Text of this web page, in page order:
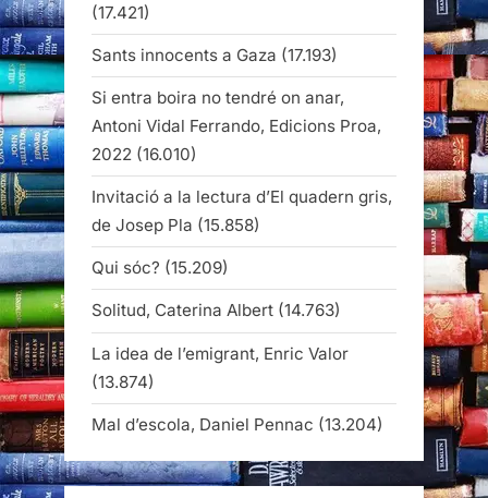
(17.421)
Sants innocents a Gaza (17.193)
Si entra boira no tendré on anar,
Antoni Vidal Ferrando, Edicions Proa,
2022 (16.010)
Invitació a la lectura d’El quadern gris,
de Josep Pla (15.858)
Qui sóc? (15.209)
Solitud, Caterina Albert (14.763)
La idea de l’emigrant, Enric Valor
(13.874)
Mal d’escola, Daniel Pennac (13.204)